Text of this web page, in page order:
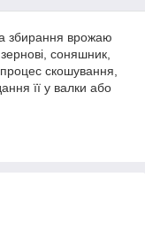
збирання врожаю
соняшник,
скошування,
її у валки або